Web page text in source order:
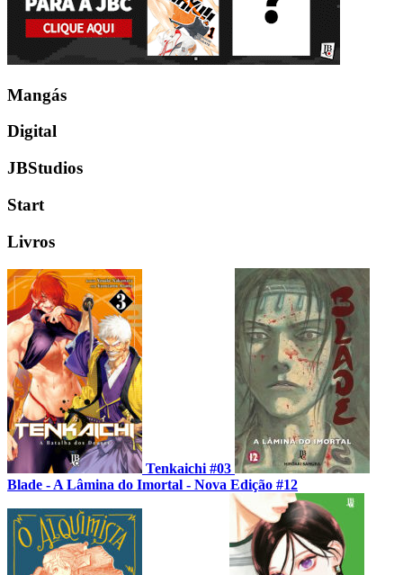
Mangás
Digital
JBStudios
Start
Livros
Tenkaichi #03
Blade - A Lâmina do Imortal - Nova Edição #12